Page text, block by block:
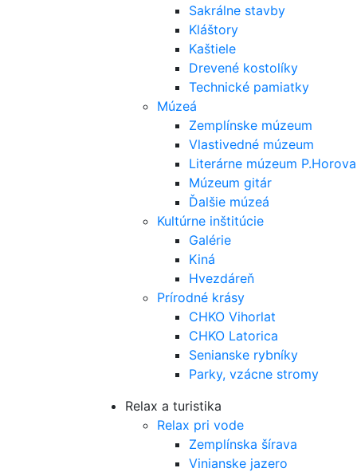
Sakrálne stavby
Kláštory
Kaštiele
Drevené kostolíky
Technické pamiatky
Múzeá
Zemplínske múzeum
Vlastivedné múzeum
Literárne múzeum P.Horova
Múzeum gitár
Ďalšie múzeá
Kultúrne inštitúcie
Galérie
Kiná
Hvezdáreň
Prírodné krásy
CHKO Vihorlat
CHKO Latorica
Senianske rybníky
Parky, vzácne stromy
Relax a turistika
Relax pri vode
Zemplínska šírava
Vinianske jazero